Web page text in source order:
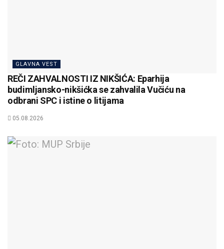
GLAVNA VEST
REČI ZAHVALNOSTI IZ NIKŠIĆA: Eparhija
budimljansko-nikšićka se zahvalila Vučiću na
odbrani SPC i istine o litijama
05.08.2026